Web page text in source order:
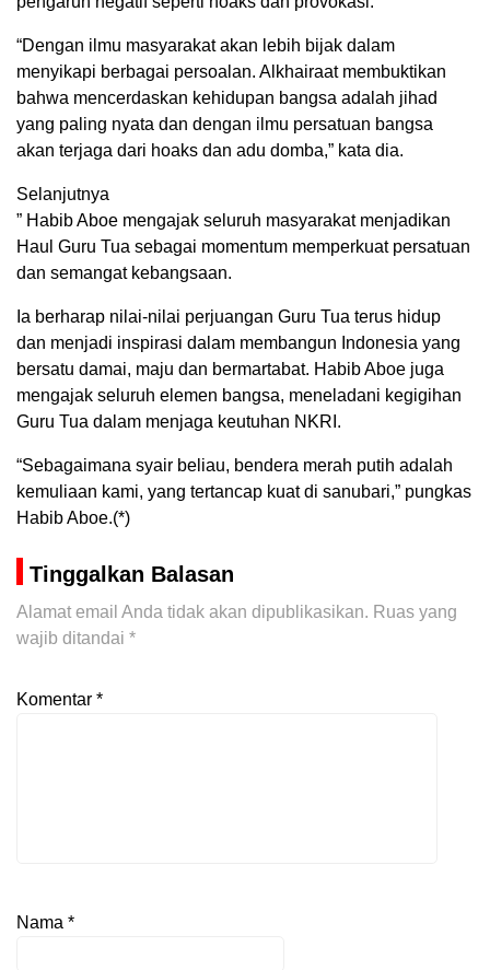
“Dengan ilmu masyarakat akan lebih bijak dalam
menyikapi berbagai persoalan. Alkhairaat membuktikan
bahwa mencerdaskan kehidupan bangsa adalah jihad
yang paling nyata dan dengan ilmu persatuan bangsa
akan terjaga dari hoaks dan adu domba,” kata dia.
Selanjutnya
” Habib Aboe mengajak seluruh masyarakat menjadikan
Haul Guru Tua sebagai momentum memperkuat persatuan
dan semangat kebangsaan.
Ia berharap nilai-nilai perjuangan Guru Tua terus hidup
dan menjadi inspirasi dalam membangun Indonesia yang
bersatu damai, maju dan bermartabat. Habib Aboe juga
mengajak seluruh elemen bangsa, meneladani kegigihan
Guru Tua dalam menjaga keutuhan NKRI.
“Sebagaimana syair beliau, bendera merah putih adalah
kemuliaan kami, yang tertancap kuat di sanubari,” pungkas
Habib Aboe.(*)
Tinggalkan Balasan
Alamat email Anda tidak akan dipublikasikan. Ruas yang
wajib ditandai *
Komentar *
Nama *